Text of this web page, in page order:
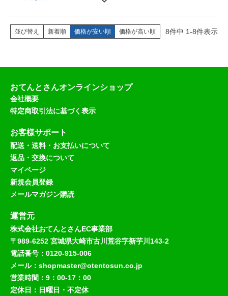
並び替え 新着順 価格が安い順 価格が高い順 8件中 1-8件表示
おてんとさんオンラインショップ
会社概要
特定商取引法に基づく表示
お客様サポート
配送・送料・お支払いについて
返品・交換について
マイページ
新規会員登録
メールマガジン購読
運営元
株式会社おてんとさんEC事業部
〒989-6252 宮城県大崎市古川荒谷字新芋川143-2
電話番号：0120-915-006
メール：shopmaster@otentosun.co.jp
営業時間：9：00-17：00
定休日：日曜日・不定休